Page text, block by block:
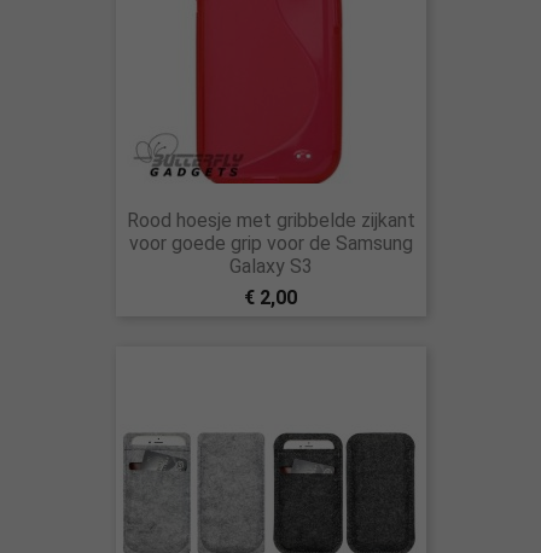
Rood hoesje met gribbelde zijkant
voor goede grip voor de Samsung
Galaxy S3
€ 2,00